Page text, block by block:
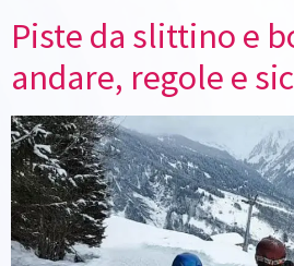
Piste da slittino e
andare, regole e